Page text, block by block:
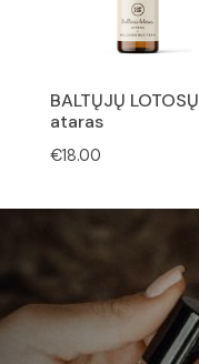
BALTŲJŲ LOTOSŲ
ataras
€18.00